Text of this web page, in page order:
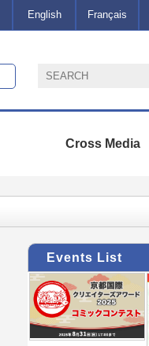
English Français
Cross Media
Events List